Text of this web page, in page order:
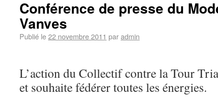
Conférence de presse du
Vanves
Publié le22 novembre 2011 paradmin
L’action du Collectif contre la Tour
et souhaite fédérer toutes les énergies.